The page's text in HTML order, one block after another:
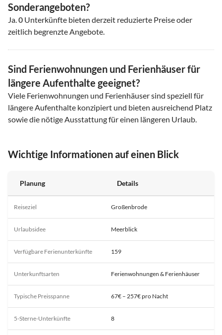
Sonderangeboten?
Ja.0 Unterkünfte bieten derzeit reduzierte Preise oder
zeitlich begrenzte Angebote.
Sind Ferienwohnungen und Ferienhäuser für
längere Aufenthalte geeignet?
Viele Ferienwohnungen und Ferienhäuser sind speziell für
längere Aufenthalte konzipiert und bieten ausreichend Platz
sowie die nötige Ausstattung für einen längeren Urlaub.
Wichtige Informationen auf einen Blick
Planung Details
Reiseziel Großenbrode
Urlaubsidee Meerblick
Verfügbare Ferienunterkünfte 159
Unterkunftsarten Ferienwohnungen & Ferienhäuser
Typische Preisspanne 67€ – 257€ pro Nacht
5-Sterne-Unterkünfte 8